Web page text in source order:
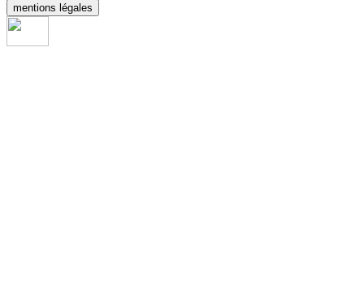
mentions légales